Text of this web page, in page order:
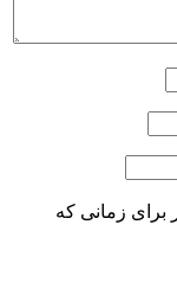
برای زمانی که